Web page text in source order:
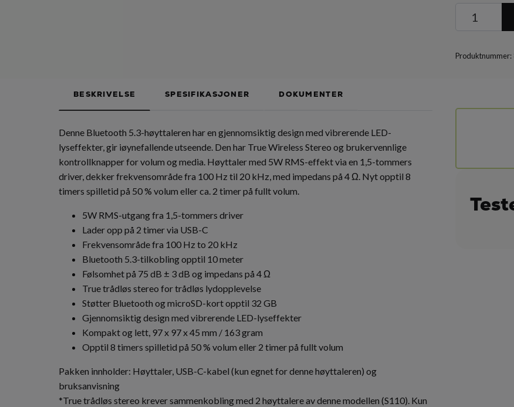
Produktnummer:
BESKRIVELSE SPESIFIKASJONER DOKUMENTER
Denne Bluetooth 5.3-høyttaleren har en gjennomsiktig design med vibrerende LED-
lyseffekter, gir iøynefallende utseende. Den har True Wireless Stereo og brukervennlige
kontrollknapper for volum og media. Høyttaler med 5W RMS-effekt via en 1,5-tommers
driver, dekker frekvensområde fra 100 Hz til 20 kHz, med impedans på 4 Ω. Nyt opptil 8
timers spilletid på 50 % volum eller ca. 2 timer på fullt volum.
5W RMS-utgang fra 1,5-tommers driver
Lader opp på 2 timer via USB-C
Frekvensområde fra 100 Hz to 20 kHz
Bluetooth 5.3-tilkobling opptil 10 meter
Følsomhet på 75 dB ± 3 dB og impedans på 4 Ω
True trådløs stereo for trådløs lydopplevelse
Støtter Bluetooth og microSD-kort opptil 32 GB
Gjennomsiktig design med vibrerende LED-lyseffekter
Kompakt og lett, 97 x 97 x 45 mm / 163 gram
Opptil 8 timers spilletid på 50 % volum eller 2 timer på fullt volum
Pakken innholder: Høyttaler, USB-C-kabel (kun egnet for denne høyttaleren) og
bruksanvisning
*True trådløs stereo krever sammenkobling med 2 høyttalere av denne modellen (S110). Kun